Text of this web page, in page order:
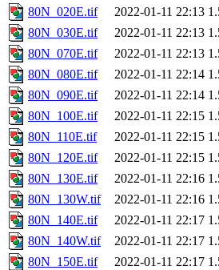
80N_020E.tif
2022-01-11 22:13
80N_030E.tif
2022-01-11 22:13
80N_070E.tif
2022-01-11 22:13
80N_080E.tif
2022-01-11 22:14
80N_090E.tif
2022-01-11 22:14
80N_100E.tif
2022-01-11 22:15
80N_110E.tif
2022-01-11 22:15
80N_120E.tif
2022-01-11 22:15
80N_130E.tif
2022-01-11 22:16
80N_130W.tif
2022-01-11 22:16
80N_140E.tif
2022-01-11 22:17
80N_140W.tif
2022-01-11 22:17
80N_150E.tif
2022-01-11 22:17